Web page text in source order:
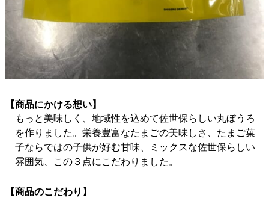
【商品にかける想い】
もっと美味しく、地域性を込めて佐世保らしい丸ぼうろ
を作りました。栄養豊富なたまごの美味しさ、たまご菓
子ならではの子供が好む甘味、ミックスな佐世保らしい
雰囲気、この３点にこだわりました。
【商品のこだわり】